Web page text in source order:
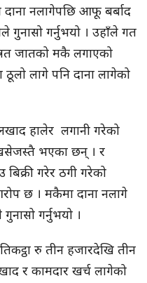
नलागेपछि आफू बर्बाद
गुनासो गर्नुभयो । उहाँले गत
जातको मकै लगाएको
लागे पनि दाना लागेको
हालेर लगानी गरेको
भएका छन् । र
गरेर ठगी गरेको
छ । मकैमा दाना नलागे
गर्नुभयो ।
रु तीन हजारदेखि तीन
र कामदार खर्च लागेको